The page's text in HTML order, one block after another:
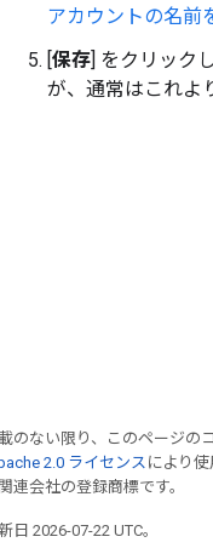
アカウントの名前
[保存] をクリック
が、通常はこれよ
のない限り、このページの
2.0 ライセンスにより使
連会社の登録商標です。
日 2026-07-22 UTC。